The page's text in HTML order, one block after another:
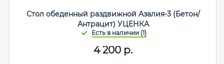
Стол обеденный раздвижной Азалия-3 (Бетон/
Антрацит) УЦЕНКА
4 200 р.